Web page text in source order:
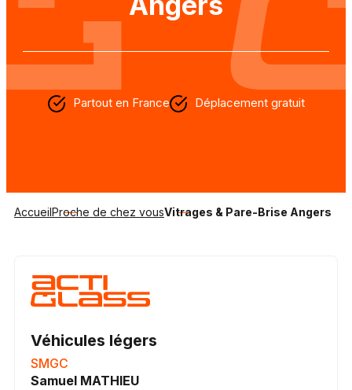
Partout en France Déplacement gratuit
AccueilProche de chez vousVitrages & Pare-Brise Angers
Véhicules légers
SMGC
Samuel MATHIEU